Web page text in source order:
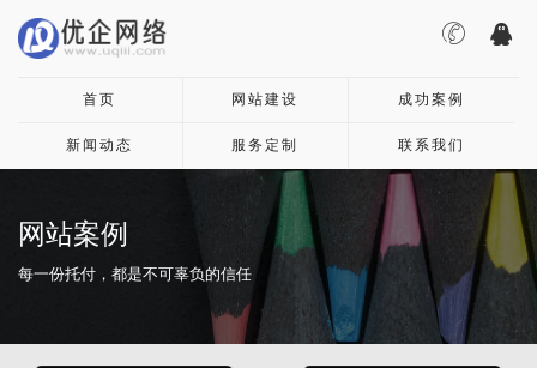
首页 网站建设 成功案例
新闻动态 服务定制 联系我们
网站案例
每一份托付，都是不可辜负的信任